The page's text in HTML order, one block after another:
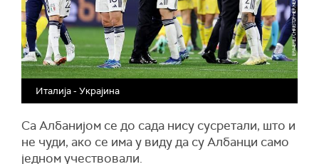
Италија - Украјина
Са Албанијом се до сада нису сусретали, што и
не чуди, ако се има у виду да су Албанци само
једном учествовали.